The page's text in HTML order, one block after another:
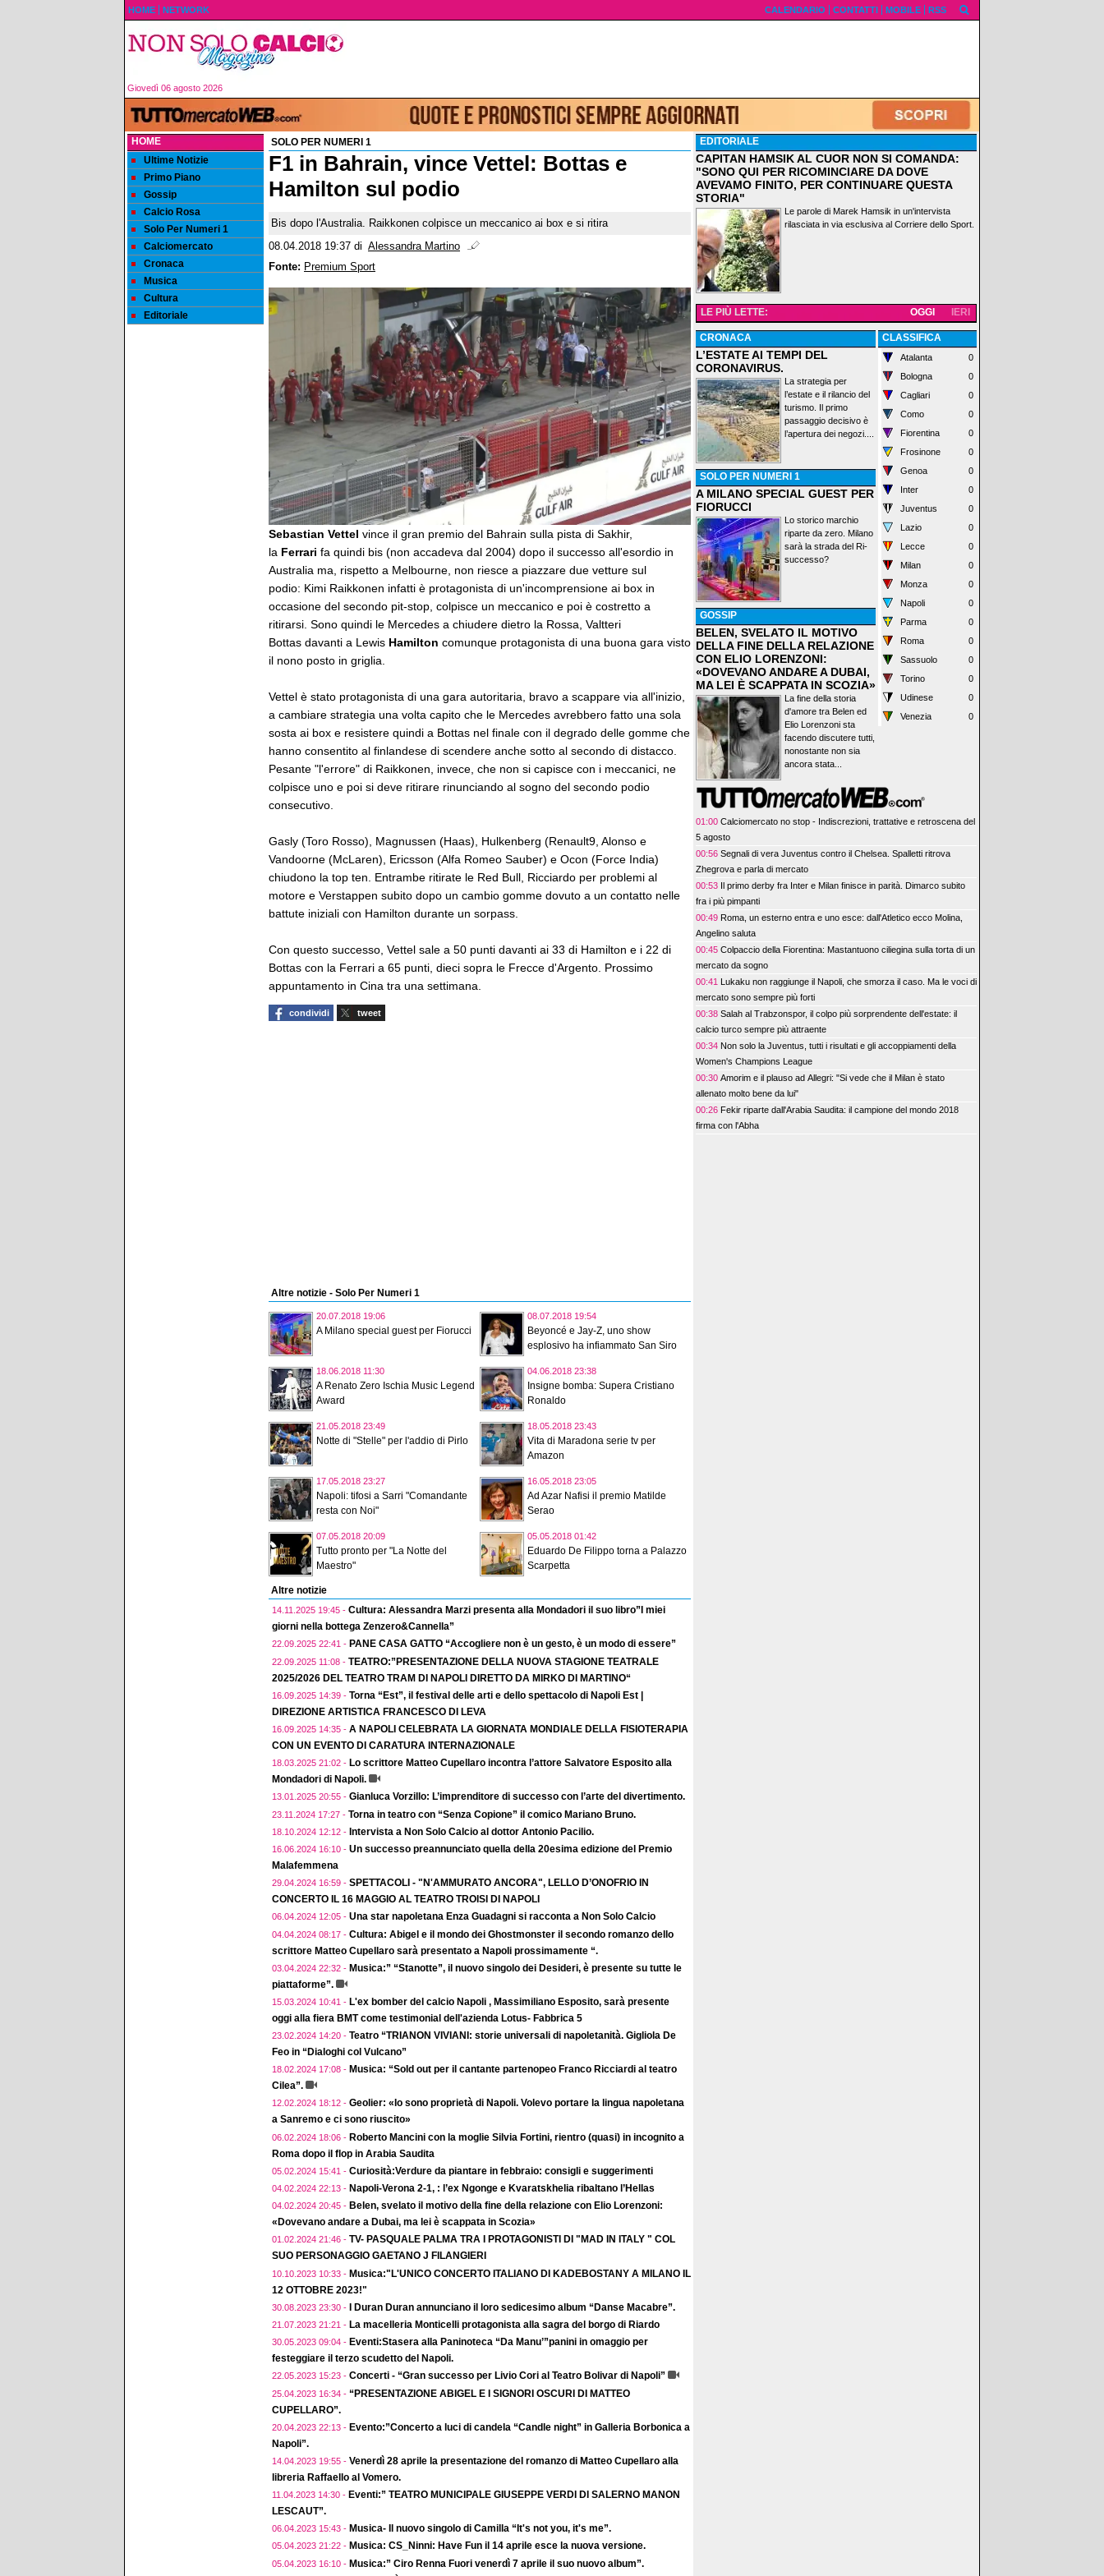
HOME NETWORK CALENDARIO CONTATTI MOBILE RSS
Giovedì 06 agosto 2026
HOME
Ultime Notizie
Primo Piano
Gossip
Calcio Rosa
Solo Per Numeri 1
Calciomercato
Cronaca
Musica
Cultura
Editoriale
SOLO PER NUMERI 1
F1 in Bahrain, vince Vettel: Bottas e
Hamilton sul podio
Bis dopo l'Australia. Raikkonen colpisce un meccanico ai box e si ritira
08.04.2018 19:37 di Alessandra Martino
Fonte: Premium Sport
Sebastian Vettel vince il gran premio del Bahrain sulla pista di Sakhir,
la Ferrari fa quindi bis (non accadeva dal 2004) dopo il successo all'esordio in
Australia ma, rispetto a Melbourne, non riesce a piazzare due vetture sul
podio: Kimi Raikkonen infatti è protagonista di un'incomprensione ai box in
occasione del secondo pit-stop, colpisce un meccanico e poi è costretto a
ritirarsi. Sono quindi le Mercedes a chiudere dietro la Rossa, Valtteri
Bottas davanti a Lewis Hamilton comunque protagonista di una buona gara visto
il nono posto in griglia.
Vettel è stato protagonista di una gara autoritaria, bravo a scappare via all'inizio,
a cambiare strategia una volta capito che le Mercedes avrebbero fatto una sola
sosta ai box e resistere quindi a Bottas nel finale con il degrado delle gomme che
hanno consentito al finlandese di scendere anche sotto al secondo di distacco.
Pesante "l'errore" di Raikkonen, invece, che non si capisce con i meccanici, ne
colpisce uno e poi si deve ritirare rinunciando al sogno del secondo podio
consecutivo.
Gasly (Toro Rosso), Magnussen (Haas), Hulkenberg (Renault9, Alonso e
Vandoorne (McLaren), Ericsson (Alfa Romeo Sauber) e Ocon (Force India)
chiudono la top ten. Entrambe ritirate le Red Bull, Ricciardo per problemi al
motore e Verstappen subito dopo un cambio gomme dovuto a un contatto nelle
battute iniziali con Hamilton durante un sorpass.
Con questo successo, Vettel sale a 50 punti davanti ai 33 di Hamilton e i 22 di
Bottas con la Ferrari a 65 punti, dieci sopra le Frecce d'Argento. Prossimo
appuntamento in Cina tra una settimana.
condividi tweet
Altre notizie - Solo Per Numeri 1
20.07.2018 19:06
A Milano special guest per Fiorucci
08.07.2018 19:54
Beyoncé e Jay-Z, uno show
esplosivo ha infiammato San Siro
18.06.2018 11:30
A Renato Zero Ischia Music Legend
Award
04.06.2018 23:38
Insigne bomba: Supera Cristiano
Ronaldo
21.05.2018 23:49
Notte di "Stelle" per l'addio di Pirlo
18.05.2018 23:43
Vita di Maradona serie tv per
Amazon
17.05.2018 23:27
Napoli: tifosi a Sarri "Comandante
resta con Noi"
16.05.2018 23:05
Ad Azar Nafisi il premio Matilde
Serao
07.05.2018 20:09
Tutto pronto per "La Notte del
Maestro"
05.05.2018 01:42
Eduardo De Filippo torna a Palazzo
Scarpetta
Altre notizie
14.11.2025 19:45 - Cultura: Alessandra Marzi presenta alla Mondadori il suo libro”I miei
giorni nella bottega Zenzero&Cannella”
22.09.2025 22:41 - PANE CASA GATTO “Accogliere non è un gesto, è un modo di essere”
22.09.2025 11:08 - TEATRO:”PRESENTAZIONE DELLA NUOVA STAGIONE TEATRALE
2025/2026 DEL TEATRO TRAM DI NAPOLI DIRETTO DA MIRKO DI MARTINO“
16.09.2025 14:39 - Torna “Est”, il festival delle arti e dello spettacolo di Napoli Est |
DIREZIONE ARTISTICA FRANCESCO DI LEVA
16.09.2025 14:35 - A NAPOLI CELEBRATA LA GIORNATA MONDIALE DELLA FISIOTERAPIA
CON UN EVENTO DI CARATURA INTERNAZIONALE
18.03.2025 21:02 - Lo scrittore Matteo Cupellaro incontra l’attore Salvatore Esposito alla
Mondadori di Napoli.
13.01.2025 20:55 - Gianluca Vorzillo: L’imprenditore di successo con l’arte del divertimento.
23.11.2024 17:27 - Torna in teatro con “Senza Copione” il comico Mariano Bruno.
18.10.2024 12:12 - Intervista a Non Solo Calcio al dottor Antonio Pacilio.
16.06.2024 16:10 - Un successo preannunciato quella della 20esima edizione del Premio
Malafemmena
29.04.2024 16:59 - SPETTACOLI - "N'AMMURATO ANCORA", LELLO D’ONOFRIO IN
CONCERTO IL 16 MAGGIO AL TEATRO TROISI DI NAPOLI
06.04.2024 12:05 - Una star napoletana Enza Guadagni si racconta a Non Solo Calcio
04.04.2024 08:17 - Cultura: Abigel e il mondo dei Ghostmonster il secondo romanzo dello
scrittore Matteo Cupellaro sarà presentato a Napoli prossimamente “.
03.04.2024 22:32 - Musica:” “Stanotte”, il nuovo singolo dei Desideri, è presente su tutte le
piattaforme”.
15.03.2024 10:41 - L'ex bomber del calcio Napoli , Massimiliano Esposito, sarà presente
oggi alla fiera BMT come testimonial dell'azienda Lotus- Fabbrica 5
23.02.2024 14:20 - Teatro “TRIANON VIVIANI: storie universali di napoletanità. Gigliola De
Feo in “Dialoghi col Vulcano”
18.02.2024 17:08 - Musica: “Sold out per il cantante partenopeo Franco Ricciardi al teatro
Cilea”.
12.02.2024 18:12 - Geolier: «Io sono proprietà di Napoli. Volevo portare la lingua napoletana
a Sanremo e ci sono riuscito»
06.02.2024 18:06 - Roberto Mancini con la moglie Silvia Fortini, rientro (quasi) in incognito a
Roma dopo il flop in Arabia Saudita
05.02.2024 15:41 - Curiosità:Verdure da piantare in febbraio: consigli e suggerimenti
04.02.2024 22:13 - Napoli-Verona 2-1, : l’ex Ngonge e Kvaratskhelia ribaltano l’Hellas
04.02.2024 20:45 - Belen, svelato il motivo della fine della relazione con Elio Lorenzoni:
«Dovevano andare a Dubai, ma lei è scappata in Scozia»
01.02.2024 21:46 - TV- PASQUALE PALMA TRA I PROTAGONISTI DI "MAD IN ITALY " COL
SUO PERSONAGGIO GAETANO J FILANGIERI
10.10.2023 10:33 - Musica:"L'UNICO CONCERTO ITALIANO DI KADEBOSTANY A MILANO IL
12 OTTOBRE 2023!"
30.08.2023 23:30 - I Duran Duran annunciano il loro sedicesimo album “Danse Macabre”.
21.07.2023 21:21 - La macelleria Monticelli protagonista alla sagra del borgo di Riardo
30.05.2023 09:04 - Eventi:Stasera alla Paninoteca “Da Manu’”panini in omaggio per
festeggiare il terzo scudetto del Napoli.
22.05.2023 15:23 - Concerti - “Gran successo per Livio Cori al Teatro Bolivar di Napoli”
25.04.2023 16:34 - “PRESENTAZIONE ABIGEL E I SIGNORI OSCURI DI MATTEO
CUPELLARO”.
20.04.2023 22:13 - Evento:”Concerto a luci di candela “Candle night” in Galleria Borbonica a
Napoli”.
14.04.2023 19:55 - Venerdì 28 aprile la presentazione del romanzo di Matteo Cupellaro alla
libreria Raffaello al Vomero.
11.04.2023 14:30 - Eventi:” TEATRO MUNICIPALE GIUSEPPE VERDI DI SALERNO MANON
LESCAUT”.
06.04.2023 15:43 - Musica- Il nuovo singolo di Camilla “It's not you, it's me”.
05.04.2023 21:22 - Musica: CS_Ninni: Have Fun il 14 aprile esce la nuova versione.
05.04.2023 16:10 - Musica:” Ciro Renna Fuori venerdì 7 aprile il suo nuovo album”.
EDITORIALE
CAPITAN HAMSIK AL CUOR NON SI COMANDA:
"SONO QUI PER RICOMINCIARE DA DOVE
AVEVAMO FINITO, PER CONTINUARE QUESTA
STORIA"
Le parole di Marek Hamsik in un'intervista
rilasciata in via esclusiva al Corriere dello Sport.
LE PIÙ LETTE: IERI
OGGI
CRONACA
L’ESTATE AI TEMPI DEL
CORONAVIRUS.
La strategia per
l’estate e il rilancio del
turismo. Il primo
passaggio decisivo è
l’apertura dei negozi....
SOLO PER NUMERI 1
A MILANO SPECIAL GUEST PER
FIORUCCI
Lo storico marchio
riparte da zero. Milano
sarà la strada del Ri-
successo?
GOSSIP
BELEN, SVELATO IL MOTIVO
DELLA FINE DELLA RELAZIONE
CON ELIO LORENZONI:
«DOVEVANO ANDARE A DUBAI,
MA LEI È SCAPPATA IN SCOZIA»
La fine della storia
d'amore tra Belen ed
Elio Lorenzoni sta
facendo discutere tutti,
nonostante non sia
ancora stata...
CLASSIFICA
Atalanta
0
Bologna
0
Cagliari
0
Como
0
Fiorentina
0
Frosinone
0
Genoa
0
Inter
0
Juventus
0
Lazio
0
Lecce
0
Milan
0
Monza
0
Napoli
0
Parma
0
Roma
0
Sassuolo
0
Torino
0
Udinese
0
Venezia
0
01:00 Calciomercato no stop - Indiscrezioni, trattative e retroscena del
5 agosto
00:56 Segnali di vera Juventus contro il Chelsea. Spalletti ritrova
Zhegrova e parla di mercato
00:53 Il primo derby fra Inter e Milan finisce in parità. Dimarco subito
fra i più pimpanti
00:49 Roma, un esterno entra e uno esce: dall'Atletico ecco Molina,
Angelino saluta
00:45 Colpaccio della Fiorentina: Mastantuono ciliegina sulla torta di un
mercato da sogno
00:41 Lukaku non raggiunge il Napoli, che smorza il caso. Ma le voci di
mercato sono sempre più forti
00:38 Salah al Trabzonspor, il colpo più sorprendente dell'estate: il
calcio turco sempre più attraente
00:34 Non solo la Juventus, tutti i risultati e gli accoppiamenti della
Women's Champions League
00:30 Amorim e il plauso ad Allegri: "Si vede che il Milan è stato
allenato molto bene da lui"
00:26 Fekir riparte dall'Arabia Saudita: il campione del mondo 2018
firma con l'Abha